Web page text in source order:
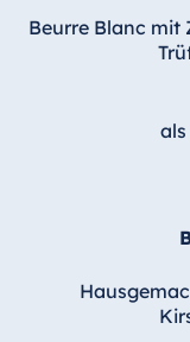
Beurre Blanc mit